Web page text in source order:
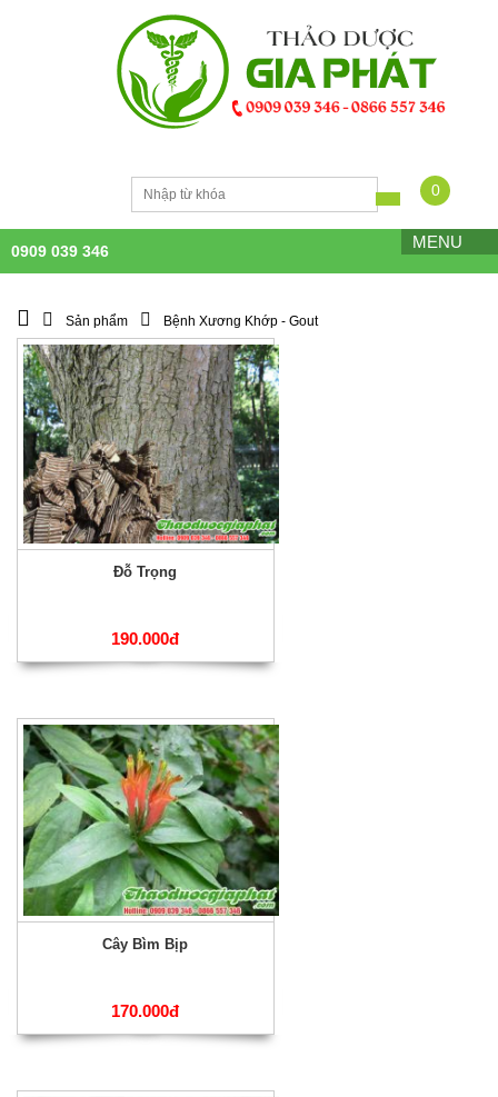
0
MENU
0909 039 346
Sản phẩm Bệnh Xương Khớp - Gout
Đỗ Trọng
190.000đ
Cây Bìm Bịp
170.000đ